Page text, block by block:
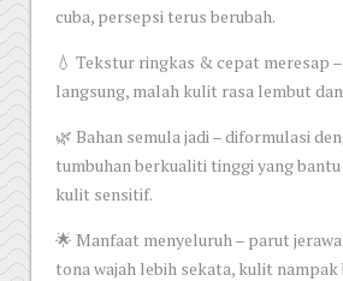
cuba, persepsi terus berubah.
💧 Tekstur ringkas & cepat meresap
langsung, malah kulit rasa lembut
🌿 Bahan semula jadi – diformulasi
tumbuhan berkualiti tinggi yang
kulit sensitif.
🌟 Manfaat menyeluruh – parut
tona wajah lebih sekata, kulit nampak